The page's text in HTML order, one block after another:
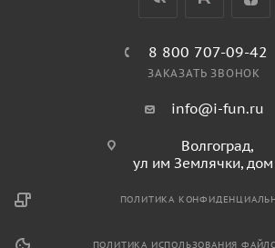
8 800 707-09-42
ЗАКАЗАТЬ ЗВОНОК
info@i-fun.ru
Волгоград,
ул им Землячки,
ПОЛИТИКА
ПОЛИТИКА ИСПОЛЬЗОВАНИЯ